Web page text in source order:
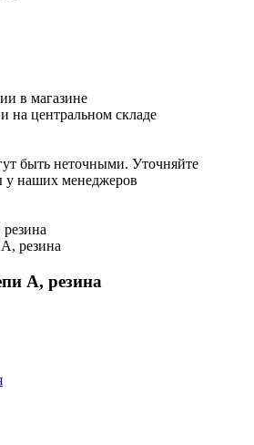
в магазине
на центральном складе
быть неточными. Уточняйте
у наших менеджеров
A, резина